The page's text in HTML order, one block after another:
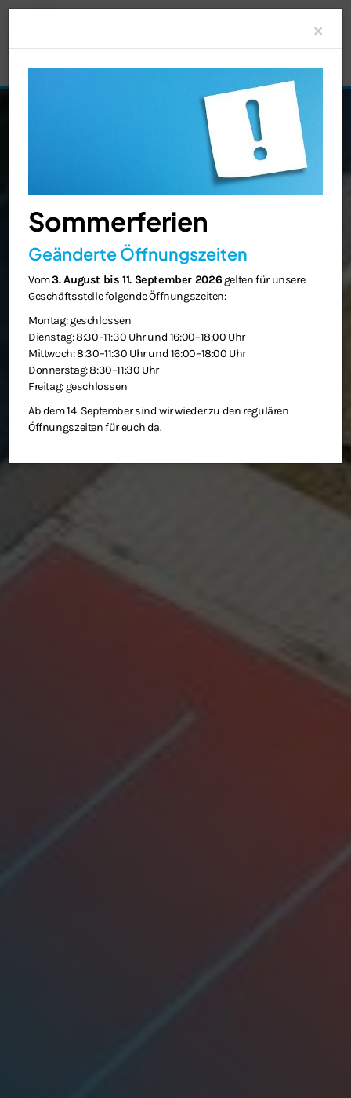
×
Sommerferien
Geänderte Öffnungszeiten
Vom3. August bis 11. September 2026 gelten für unsere
Geschäftsstelle folgende Öffnungszeiten:
Montag: geschlossen
Dienstag: 8:30–11:30 Uhr und 16:00–18:00 Uhr
Mittwoch: 8:30–11:30 Uhr und 16:00–18:00 Uhr
Donnerstag: 8:30–11:30 Uhr
Freitag: geschlossen
Ab dem 14. September sind wir wieder zu den regulären
Öffnungszeiten für euch da.